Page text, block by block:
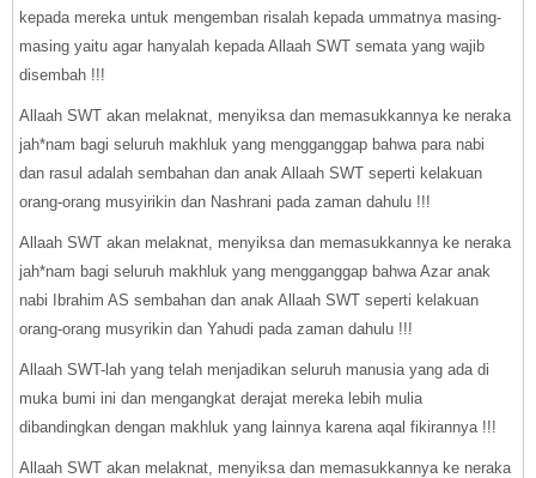
kepada mereka untuk mengemban risalah kepada ummatnya masing-
masing yaitu agar hanyalah kepada Allaah SWT semata yang wajib
disembah !!!
Allaah SWT akan melaknat, menyiksa dan memasukkannya ke neraka
jah*nam bagi seluruh makhluk yang mengganggap bahwa para nabi
dan rasul adalah sembahan dan anak Allaah SWT seperti kelakuan
orang-orang musyirikin dan Nashrani pada zaman dahulu !!!
Allaah SWT akan melaknat, menyiksa dan memasukkannya ke neraka
jah*nam bagi seluruh makhluk yang mengganggap bahwa Azar anak
nabi Ibrahim AS sembahan dan anak Allaah SWT seperti kelakuan
orang-orang musyrikin dan Yahudi pada zaman dahulu !!!
Allaah SWT-lah yang telah menjadikan seluruh manusia yang ada di
muka bumi ini dan mengangkat derajat mereka lebih mulia
dibandingkan dengan makhluk yang lainnya karena aqal fikirannya !!!
Allaah SWT akan melaknat, menyiksa dan memasukkannya ke neraka